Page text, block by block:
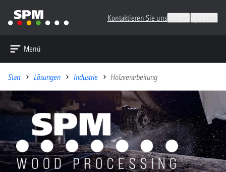
Kontaktieren Sie uns
Menü
Start Lösungen Industrie Holzverarbeitung